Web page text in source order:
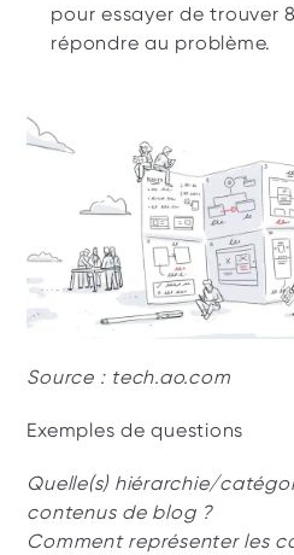
pour essayer de trouver
répondre au problème.
Source : tech.ao.com
Exemples de questions
Quelle(s) hiérarchie/
contenus de blog ?
Comment représenter les